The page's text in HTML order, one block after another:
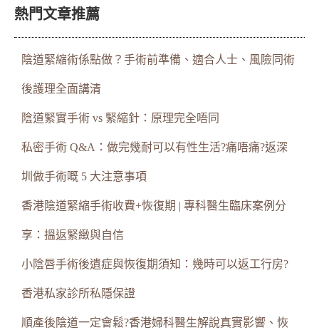
熱門文章推薦
陰道緊縮術係點做？手術前準備、適合人士、風險同術
後護理全面講清
陰道緊實手術 vs 緊縮針：原理完全唔同
私密手術 Q&A：做完幾耐可以有性生活?痛唔痛?返深
圳做手術嘅 5 大注意事項
香港陰道緊縮手術收費+恢復期 | 專科醫生臨床案例分
享：搵返緊緻與自信
小陰唇手術後遺症與恢復期須知：幾時可以返工行房?
香港私家診所私隱保證
順產後陰道一定會鬆?香港婦科醫生解說真實影響、恢